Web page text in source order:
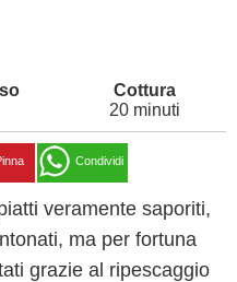
20 minuti
Condividi
veramente saporiti,
ma per fortuna
grazie al ripescaggio